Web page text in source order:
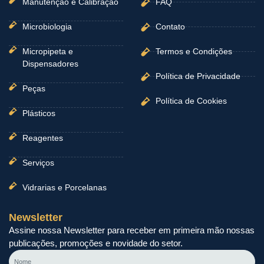
Manutenção e Calibração
Microbiologia
Micropipeta e
Dispensadores
Peças
Plásticos
Reagentes
Serviços
Vidrarias e Porcelanas
FAQ
Contato
Termos e Condições
Política de Privacidade
Política de Cookies
Newsletter
Assine nossa Newsletter para receber em primeira mão nossas
publicações, promoções e novidade do setor.
Nome